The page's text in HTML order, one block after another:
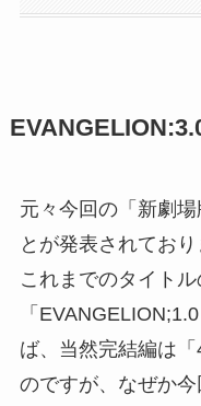
元々今回の「新劇
とが発表されており
これまでのタイト
「
ば、当然完結編は
のですが、なぜか今